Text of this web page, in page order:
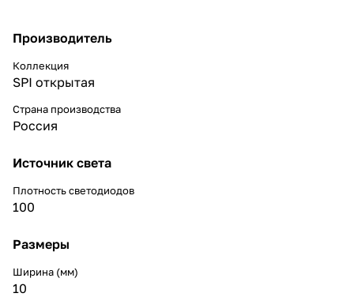
Производитель
Коллекция
SPI открытая
Страна производства
Россия
Источник света
Плотность светодиодов
100
Размеры
Ширина (мм)
10